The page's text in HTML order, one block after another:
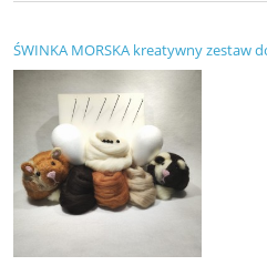
ŚWINKA MORSKA kreatywny zestaw